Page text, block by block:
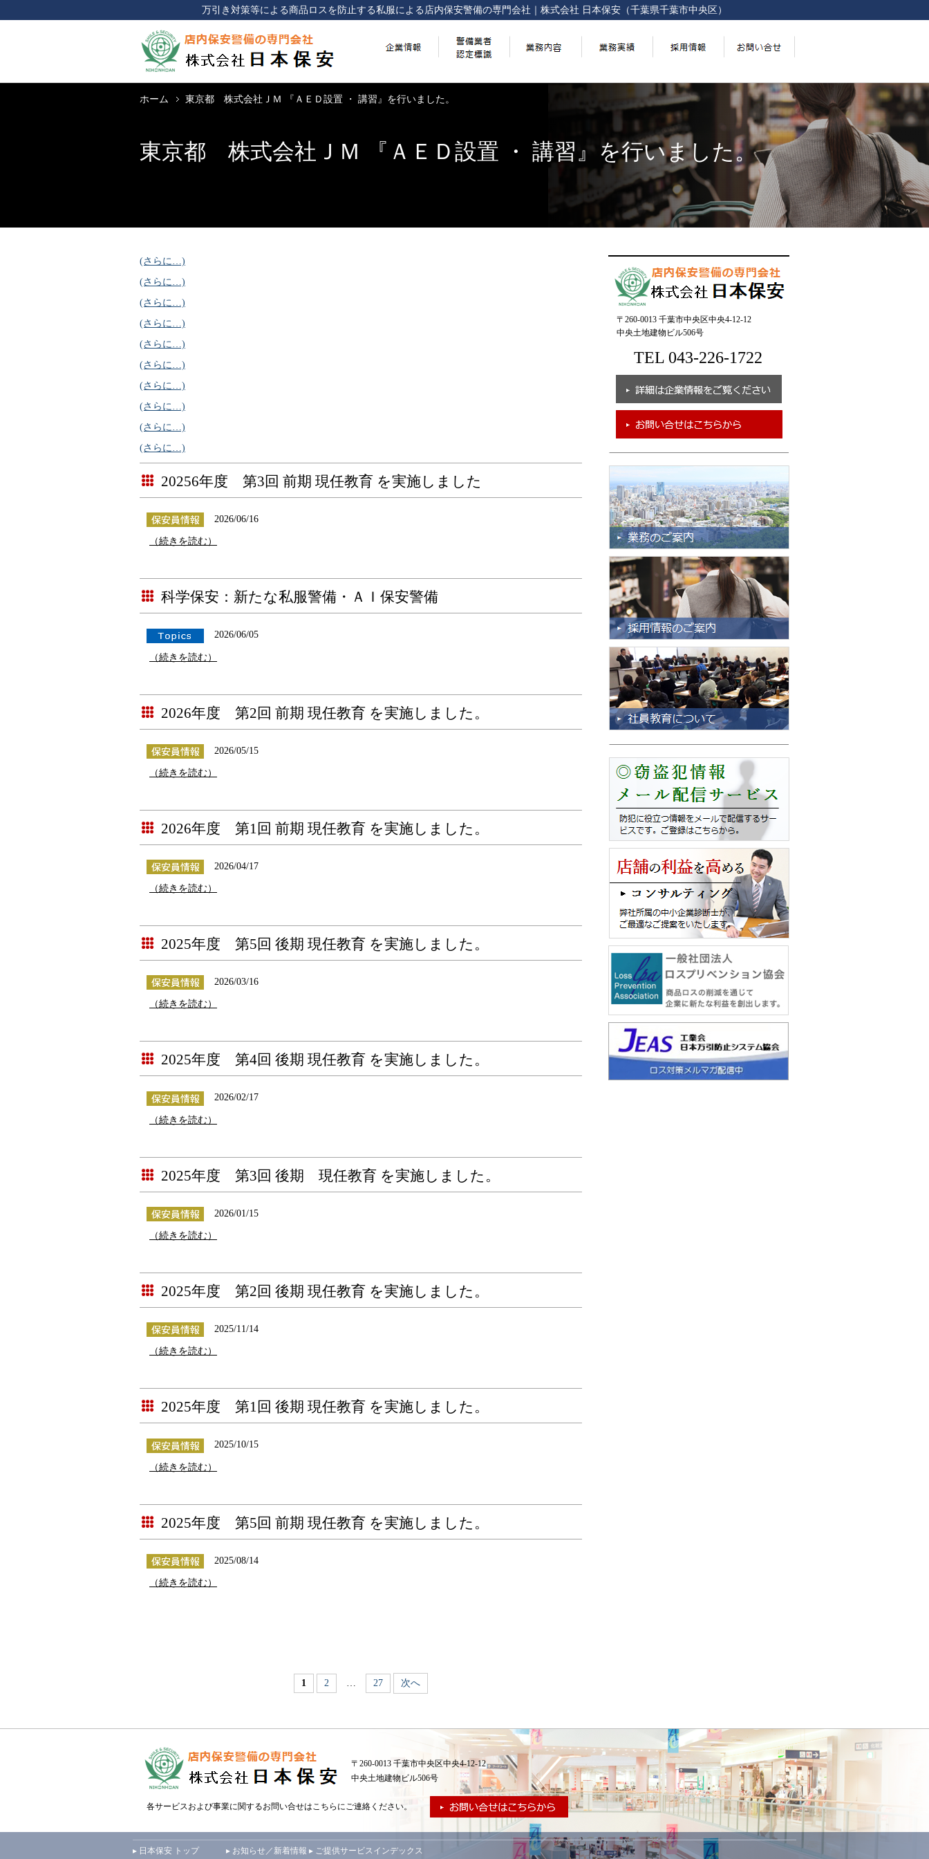
万引き対策等による商品ロスを防止する私服による店内保安警備の専門会社 株式会社 日本保安（千葉県千葉市中央区）
ホーム 東京都 株式会社ＪＭ 『ＡＥＤ設置 ・ 講習』を行いました。
東京都 株式会社ＪＭ 『ＡＥＤ設置 ・ 講習』を行いました。
(さらに…)
(さらに…)
(さらに…)
(さらに…)
(さらに…)
(さらに…)
(さらに…)
(さらに…)
(さらに…)
(さらに…)
20256年度 第3回 前期 現任教育 を実施しました
2026/06/16
（続きを読む）
科学保安：新たな私服警備・ＡＩ保安警備
2026/06/05
（続きを読む）
2026年度 第2回 前期 現任教育 を実施しました。
2026/05/15
（続きを読む）
2026年度 第1回 前期 現任教育 を実施しました。
2026/04/17
（続きを読む）
2025年度 第5回 後期 現任教育 を実施しました。
2026/03/16
（続きを読む）
2025年度 第4回 後期 現任教育 を実施しました。
2026/02/17
（続きを読む）
2025年度 第3回 後期 現任教育 を実施しました。
2026/01/15
（続きを読む）
2025年度 第2回 後期 現任教育 を実施しました。
2025/11/14
（続きを読む）
2025年度 第1回 後期 現任教育 を実施しました。
2025/10/15
（続きを読む）
2025年度 第5回 前期 現任教育 を実施しました。
2025/08/14
（続きを読む）
1 2 27 次へ
〒260-0013 千葉市中央区中央4-12-12
中央土地建物ビル506号
TEL 043-226-1722
〒260-0013 千葉市中央区中央4-12-12
中央土地建物ビル506号
各サービスおよび事業に関するお問い合せはこちらにご連絡ください。
▸ 日本保安 トップ ▸ お知らせ／新着情報 ▸ ご提供サービスインデックス